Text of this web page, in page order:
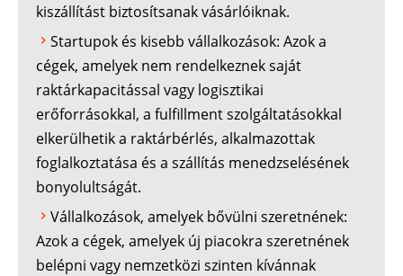
kiszállítást biztosítsanak vásárlóiknak.
Startupok és kisebb vállalkozások: Azok a
cégek, amelyek nem rendelkeznek saját
raktárkapacitással vagy logisztikai
erőforrásokkal, a fulfillment szolgáltatásokkal
elkerülhetik a raktárbérlés, alkalmazottak
foglalkoztatása és a szállítás menedzselésének
bonyolultságát.
Vállalkozások, amelyek bővülni szeretnének:
Azok a cégek, amelyek új piacokra szeretnének
belépni vagy nemzetközi szinten kívánnak